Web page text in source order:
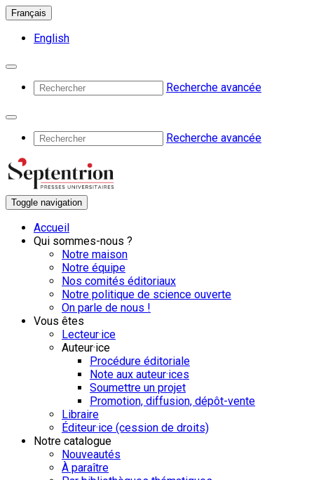
Français
English
Recherche avancée
Recherche avancée
Toggle navigation
Accueil
Qui sommes-nous ?
Notre maison
Notre équipe
Nos comités éditoriaux
Notre politique de science ouverte
On parle de nous !
Vous êtes
Lecteur·ice
Auteur·ice
Procédure éditoriale
Note aux auteur·ices
Soumettre un projet
Promotion, diffusion, dépôt-vente
Libraire
Éditeur·ice (cession de droits)
Notre catalogue
Nouveautés
À paraître